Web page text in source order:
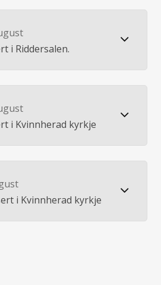
i Riddersalen.
i Kvinnherad kyrkje
i Kvinnherad kyrkje